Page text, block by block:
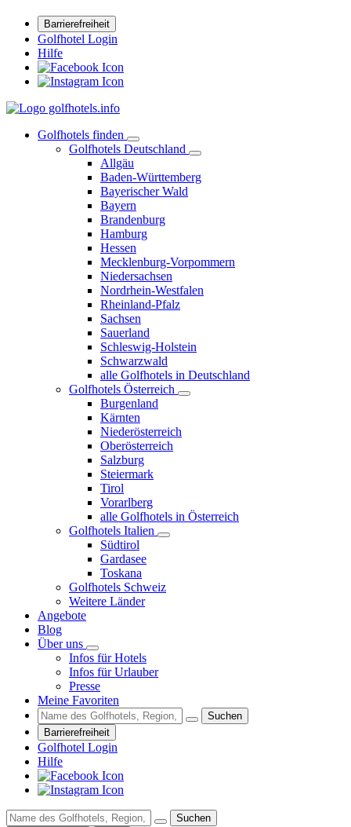
Barrierefreiheit
Golfhotel Login
Hilfe
Golfhotels finden
Golfhotels Deutschland
Allgäu
Baden-Württemberg
Bayerischer Wald
Bayern
Brandenburg
Hamburg
Hessen
Mecklenburg-Vorpommern
Niedersachsen
Nordrhein-Westfalen
Rheinland-Pfalz
Sachsen
Sauerland
Schleswig-Holstein
Schwarzwald
alle Golfhotels in Deutschland
Golfhotels Österreich
Burgenland
Kärnten
Niederösterreich
Oberösterreich
Salzburg
Steiermark
Tirol
Vorarlberg
alle Golfhotels in Österreich
Golfhotels Italien
Südtirol
Gardasee
Toskana
Golfhotels Schweiz
Weitere Länder
Angebote
Blog
Über uns
Infos für Hotels
Infos für Urlauber
Presse
Meine Favoriten
Suchen
Barrierefreiheit
Golfhotel Login
Hilfe
Suchen